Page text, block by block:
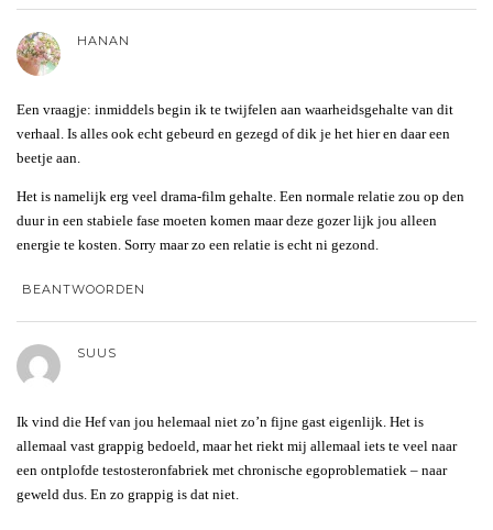
HANAN
Een vraagje: inmiddels begin ik te twijfelen aan waarheidsgehalte van dit
verhaal. Is alles ook echt gebeurd en gezegd of dik je het hier en daar een
beetje aan.
Het is namelijk erg veel drama-film gehalte. Een normale relatie zou op den
duur in een stabiele fase moeten komen maar deze gozer lijk jou alleen
energie te kosten. Sorry maar zo een relatie is echt ni gezond.
BEANTWOORDEN
SUUS
Ik vind die Hef van jou helemaal niet zo’n fijne gast eigenlijk. Het is
allemaal vast grappig bedoeld, maar het riekt mij allemaal iets te veel naar
een ontplofde testosteronfabriek met chronische egoproblematiek – naar
geweld dus. En zo grappig is dat niet.